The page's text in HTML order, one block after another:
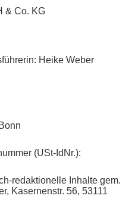
& Co. KG
Heike Weber
(USt-IdNr.):
redaktionelle Inhalte gem.
Kasernenstr. 56, 53111